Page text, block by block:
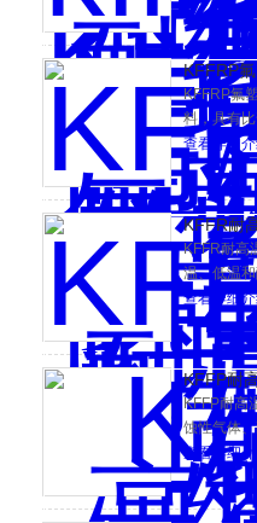
KFFRP
KFFRP氟
料，具有
查看详细
KFFR耐
KFFR耐高
温、低温
绝缘和护
等级。
查看详细
KFFP耐
KFFP耐高
蚀性气体
温、低温
查看详细